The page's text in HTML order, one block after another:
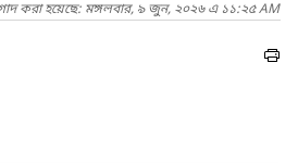
করা হয়েছে: মঙ্গলবার, ৯ জুন, ২০২৬ এ ১১:২৫ AM